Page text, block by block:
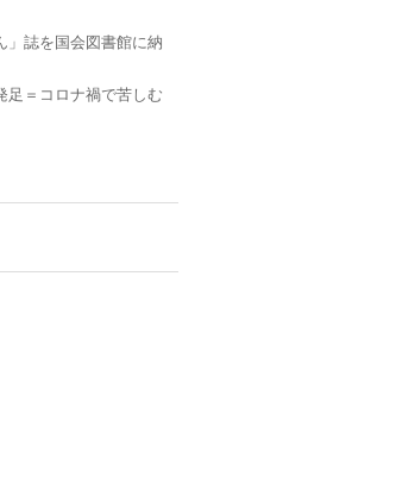
」誌を国会図書館に納
足＝コロナ禍で苦しむ